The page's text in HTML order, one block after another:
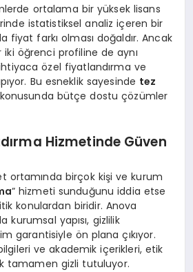
ortalama bir yüksek lisans
istatistiksel analiz içeren bir
fiyat farkı olması doğaldır. Ancak
öğrenci profiline de aynı
özel fiyatlandırma ve
Bu esneklik sayesinde tez
konusunda bütçe dostu çözümler
Hizmetinde Güven
ortamında birçok kişi ve kurum
” hizmeti sunduğunu iddia etse
konulardan biridir. Anova
kurumsal yapısı, gizlilik
garantisiyle ön plana çıkıyor.
ve akademik içerikleri, etik
tamamen gizli tutuluyor.